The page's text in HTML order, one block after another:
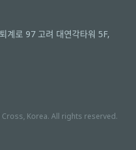
계로 97 고려 대연각타워 5F,
Korea. All rights reserved.